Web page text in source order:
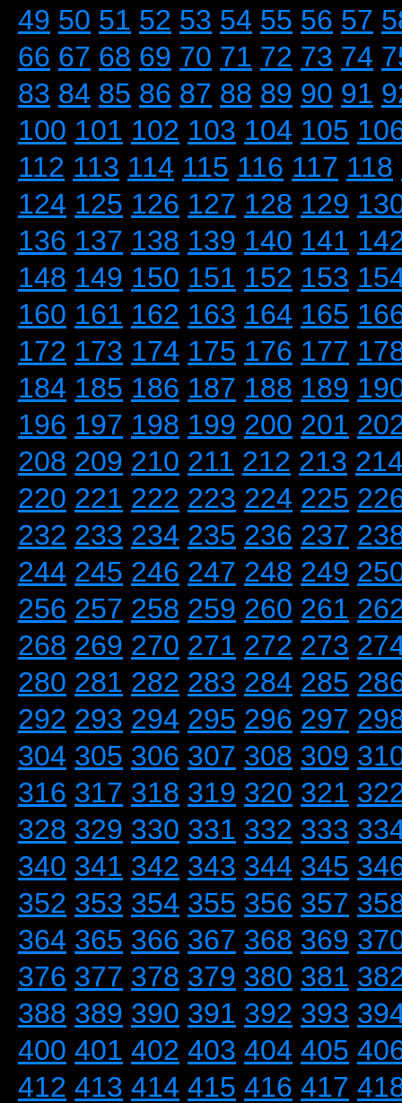
49 50 51 52 53 54 55 56 57
66 67 68 69 70 71 72 73 74
83 84 85 86 87 88 89 90 91
100 101 102 103 104 105
112 113 114 115 116 117 118
124 125 126 127 128 129
136 137 138 139 140 141
148 149 150 151 152 153
160 161 162 163 164 165
172 173 174 175 176 177
184 185 186 187 188 189
196 197 198 199 200 201
208 209 210 211 212 213
220 221 222 223 224 225
232 233 234 235 236 237
244 245 246 247 248 249
256 257 258 259 260 261
268 269 270 271 272 273
280 281 282 283 284 285
292 293 294 295 296 297
304 305 306 307 308 309
316 317 318 319 320 321
328 329 330 331 332 333
340 341 342 343 344 345
352 353 354 355 356 357
364 365 366 367 368 369
376 377 378 379 380 381
388 389 390 391 392 393
400 401 402 403 404 405
412 413 414 415 416 417